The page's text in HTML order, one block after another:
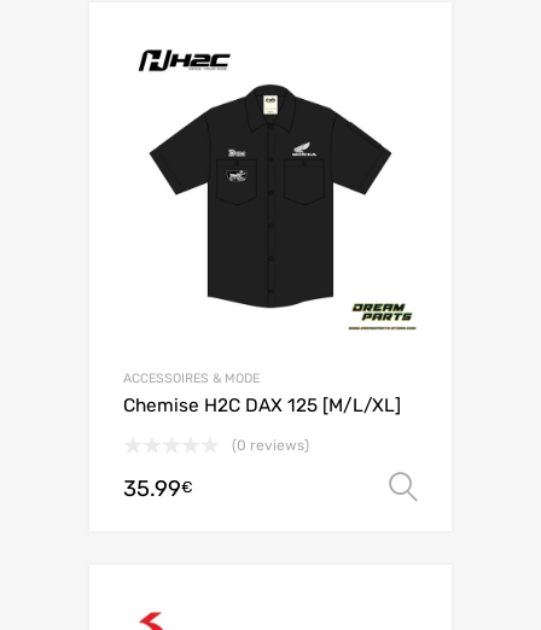
ACCESSOIRES & MODE
Chemise H2C DAX 125 [M/L/XL]
(0 reviews)
35.99€